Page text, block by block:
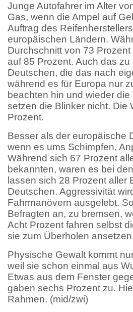
Junge Autofahrer im Alter
Gas, wenn die Ampel auf
Auftrag des
europäischen Ländern.
Durchschnitt von 73
auf 85 Prozent. Auch das
Deutschen, die das nach
während es für Europa nur
beachten hin und wieder
setzen die Blinker nicht. Die
Prozent.
Besser als der europäische
wenn es ums Schimpfen,
Während sich 67 Prozent
bekannten, waren es bei
lassen sich 28 Prozent aller
Deutschen. Aggressivität
Fahrmanövern ausgelebt.
Befragten an, zu bremsen,
Acht Prozent fahren selbst
sie zum Überholen
Physische Gewalt kommt
weil sie schon einmal aus
Etwas aus dem Fenster
gaben sechs Prozent zu.
Rahmen. (mid/zwi)